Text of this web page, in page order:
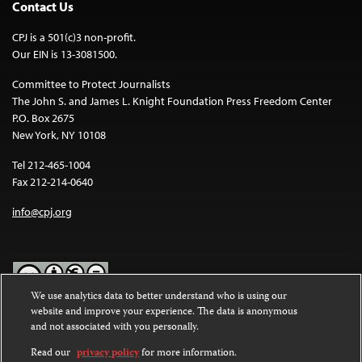
Contact Us
CPJ is a 501(c)3 non-profit.
Our EIN is 13-3081500.
Committee to Protect Journalists
The John S. and James L. Knight Foundation Press Freedom Center
P.O. Box 2675
New York, NY 10108
Tel 212-465-1004
Fax 212-214-0640
info@cpj.org
Except where noted, text on this website is licensed under a
Commons Attribution-NonCommercial-NoDerivatives 4.0
International License.
We use analytics data to better understand who is using our
website and improve your experience. The data is anonymous
and not associated with you personally.
Read our privacy policyfor more information.